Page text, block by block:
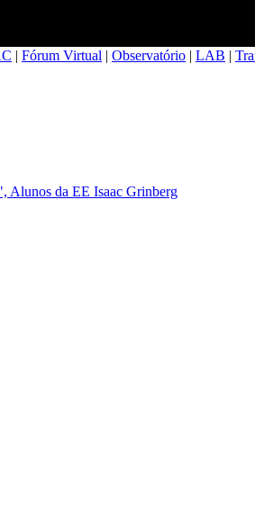
| Fórum Virtual | Observatório | LAB |
Alunos da EE Isaac Grinberg